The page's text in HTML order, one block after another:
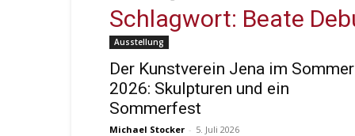
Schlagwort: Beate
Ausstellung
Der Kunstverein Jena im Sommer
2026: Skulpturen und ein
Sommerfest
Michael Stocker - 5. Juli 2026